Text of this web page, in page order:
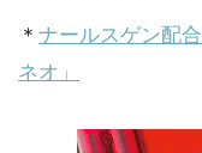
＊ ナールスゲン配
ネオ」